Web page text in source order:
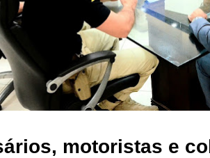
motoristas e